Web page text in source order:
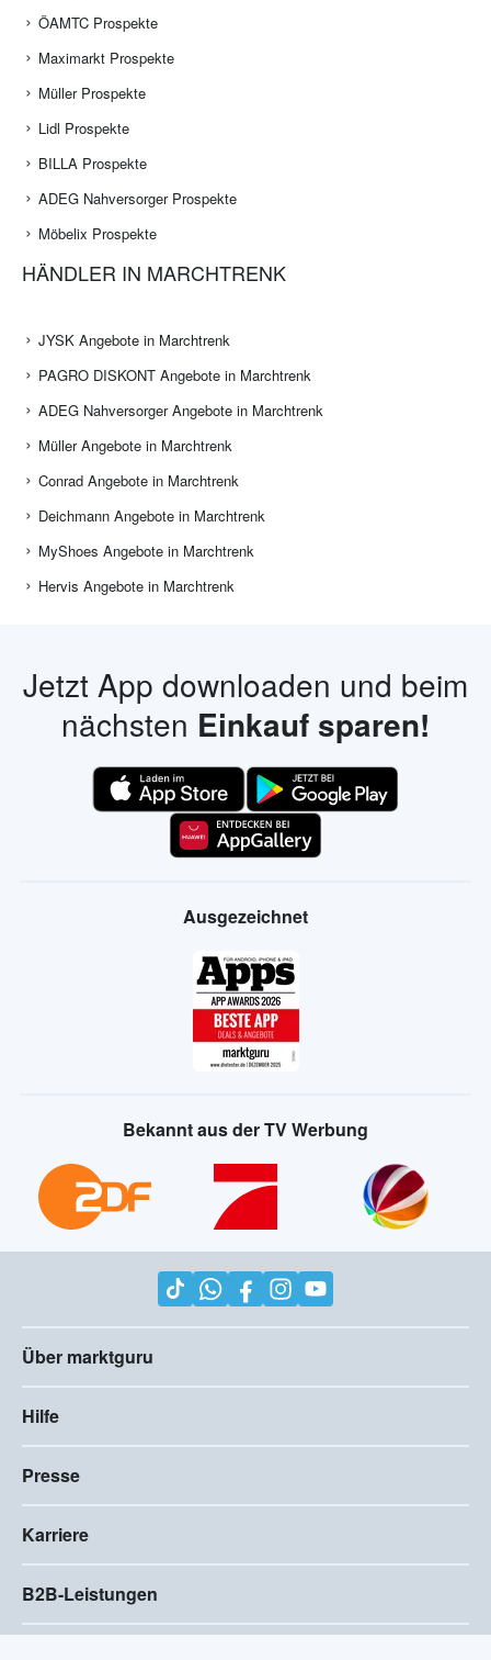
ÖAMTC Prospekte
Maximarkt Prospekte
Müller Prospekte
Lidl Prospekte
BILLA Prospekte
ADEG Nahversorger Prospekte
Möbelix Prospekte
HÄNDLER IN MARCHTRENK
JYSK Angebote in Marchtrenk
PAGRO DISKONT Angebote in Marchtrenk
ADEG Nahversorger Angebote in Marchtrenk
Müller Angebote in Marchtrenk
Conrad Angebote in Marchtrenk
Deichmann Angebote in Marchtrenk
MyShoes Angebote in Marchtrenk
Hervis Angebote in Marchtrenk
Jetzt App downloaden und beim
nächsten Einkauf sparen!
Ausgezeichnet
Bekannt aus der TV Werbung
Über marktguru
Hilfe
Presse
Karriere
B2B-Leistungen